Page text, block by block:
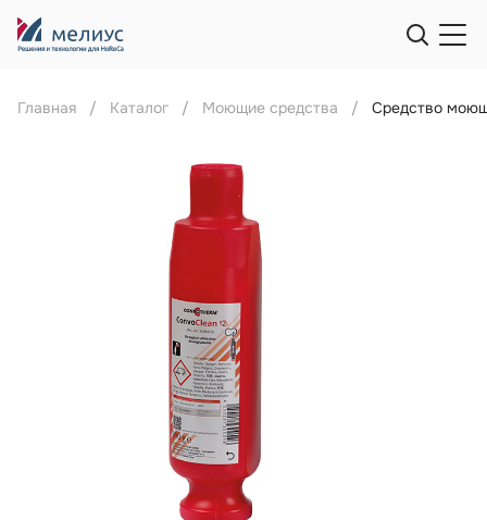
Главная Каталог Моющие средства Средство